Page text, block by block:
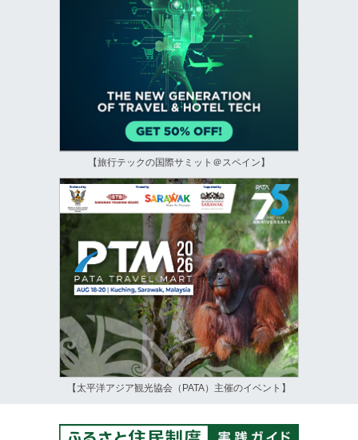
【旅行テックの国際サミット＠スペイン】
【太平洋アジア観光協会（PATA）主催のイベント】